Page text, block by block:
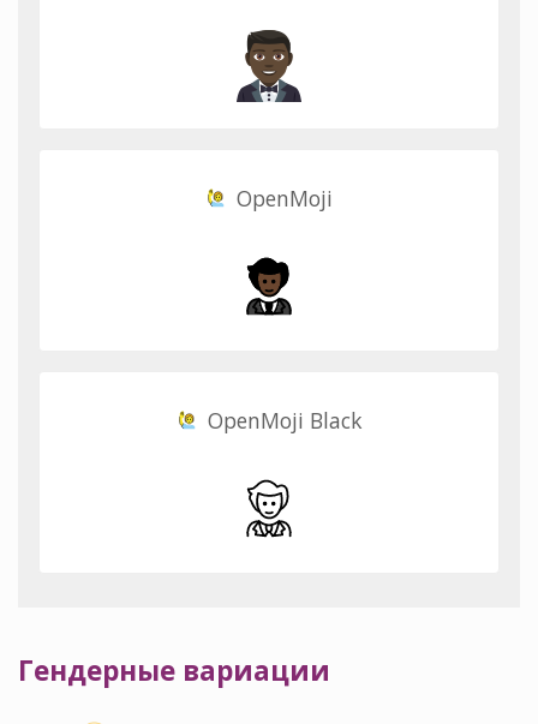
OpenMoji
OpenMoji Black
Гендерные вариации